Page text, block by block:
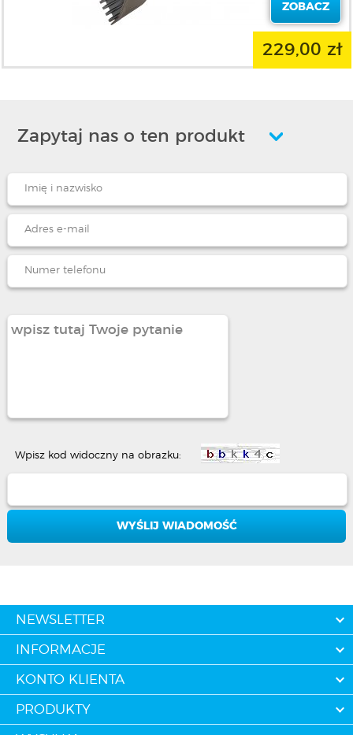
ZOBACZ
229,00 zł
Zapytaj nas o ten produkt
Wpisz kod widoczny na obrazku:
NEWSLETTER
INFORMACJE
KONTO KLIENTA
PRODUKTY